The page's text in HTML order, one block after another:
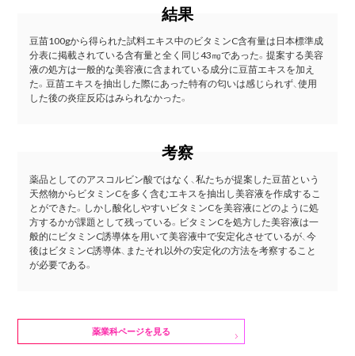
結果
豆苗100gから得られた試料エキス中のビタミンC含有量は日本標準成
分表に掲載されている含有量と全く同じ43㎎であった。提案する美容
液の処方は一般的な美容液に含まれている成分に豆苗エキスを加え
た。豆苗エキスを抽出した際にあった特有の匂いは感じられず、使用
した後の炎症反応はみられなかった。
考察
薬品としてのアスコルビン酸ではなく、私たちが提案した豆苗という
天然物からビタミンCを多く含むエキスを抽出し美容液を作成するこ
とができた。しかし酸化しやすいビタミンCを美容液にどのように処
方するかが課題として残っている。ビタミンCを処方した美容液は一
般的にビタミンC誘導体を用いて美容液中で安定化させているが、今
後はビタミンC誘導体、またそれ以外の安定化の方法を考察すること
が必要である。
薬業科ページを見る